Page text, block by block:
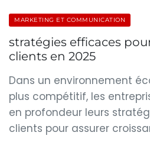
MARKETING ET COMMUNICATION
stratégies efficaces
clients en 2025
Dans un environnement
plus compétitif, les
en profondeur leurs
clients pour assurer